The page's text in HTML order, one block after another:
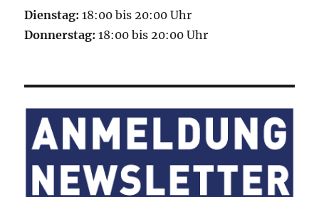
Dienstag: 18:00 bis 20:00 Uhr
Donnerstag: 18:00 bis 20:00 Uhr